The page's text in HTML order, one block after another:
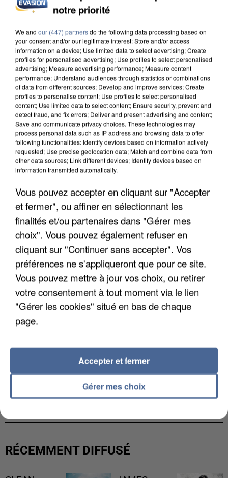
DE SOLIDARITÉ AVEC LES...
APRÈS TOUTES CES CANICULES, LES REFUGES
DE FAUNE SAUVAGE SONT...
L’UN DES FONDATEURS SUPPOSÉS DE LA DZ
MAFIA INTERPELLÉ EN ALGÉRIE
RÉCEMMENT DIFFUSÉ
notre priorité
We and our (447) partnersdo the following data processing based on
your consent and/or our legitimate interest: Store and/or access
information on a device; Use limited data to select advertising; Create
profiles for personalised advertising; Use profiles to select personalised
advertising; Measure advertising performance; Measure content
performance; Understand audiences through statistics or combinations
of data from different sources; Develop and improve services; Create
profiles to personalise content; Use profiles to select personalised
content; Use limited data to select content; Ensure security, prevent and
detect fraud, and fix errors; Deliver and present advertising and content;
Save and communicate privacy choices. These technologies may
process personal data such as IP address and browsing data to offer
following functionalities: Identify devices based on information actively
requested; Use precise geolocation data; Match and combine data from
other data sources; Link different devices; Identify devices based on
information transmitted automatically.
Vous pouvez accepter en cliquant sur "Accepter
et fermer", ou affiner en sélectionnant les
finalités et/ou partenaires dans "Gérer mes
choix". Vous pouvez également refuser en
cliquant sur "Continuer sans accepter". Vos
préférences ne s'appliqueront que pour ce site.
Vous pouvez mettre à jour vos choix, ou retirer
votre consentement à tout moment via le lien
"Gérer les cookies" situé en bas de chaque
page.
Gérer mes choix
Accepter et fermer